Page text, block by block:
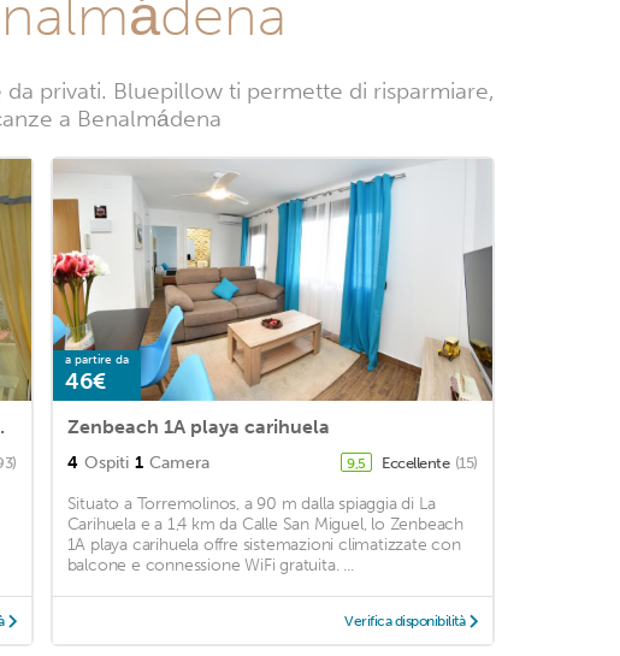
privati. Bluepillow ti permette di risparmiare,
a Benalmádena
Beach
a partire da
46€
Zenbeach 1A playa carihuela
4 Ospiti 1 Camera 9,5 Eccellente (15)
Situato a Torremolinos, a 90 m dalla spiaggia di La
Carihuela e a 1,4 km da Calle San Miguel, lo Zenbeach
1A playa carihuela offre sistemazioni climatizzate con
balcone e connessione WiFi gratuita. ...
Verifica disponibilità